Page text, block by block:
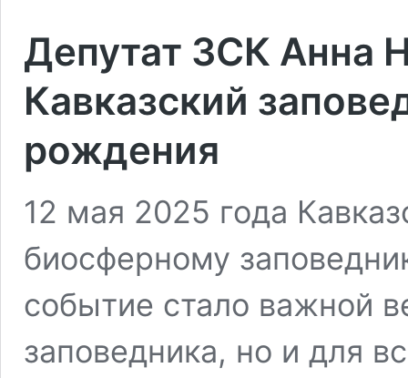
Депутат ЗСК Анна
Кавказский
рождения
12 мая 2025 года
биосферному
событие стало важной
заповедника, но и для